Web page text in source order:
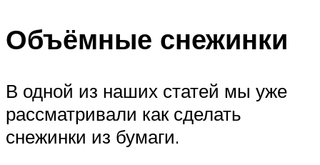
Объёмные снежинки
В одной из наших статей мы уже
рассматривали как сделать
снежинки из бумаги.